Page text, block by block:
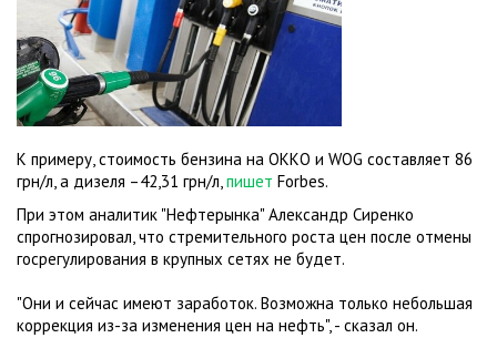
К примеру, стоимость бензина на ОККО и WOG составляет 86
грн/л, а дизеля –42,31 грн/л,пишет Forbes.
При этом аналитик "Нефтерынка" Александр Сиренко
спрогнозировал, что стремительного роста цен после отмены
госрегулирования в крупных сетях не будет.
"Они и сейчас имеют заработок. Возможна только небольшая
коррекция из-за изменения цен на нефть", - сказал он.